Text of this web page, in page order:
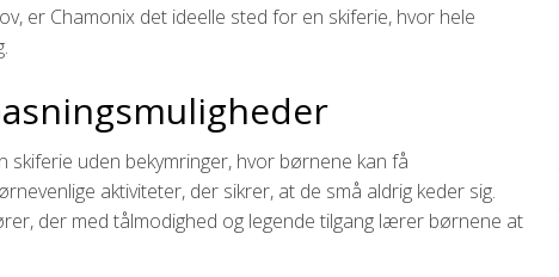
er Chamonix det ideelle sted for en skiferie, hvor hele
uden bekymringer, hvor børnene kan få
aktiviteter, der sikrer, at de små aldrig keder sig.
der med tålmodighed og legende tilgang lærer børnene at